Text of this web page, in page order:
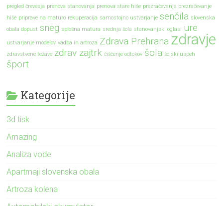
pregled črevesja prenova stanovanja prenova stare hiše prezračevanje prezračevanje
hiše priprave na maturo rekuperacija samostojno ustvarjanje senčila slovenska
obala dopust sneg splošna matura srednja šola stanovanjski oglasi ure
ustvarjanje modelov vadba in artroza Zdrava Prehrana zdravje
zdravstvene težave zdrav zajtrk čiščenje odtokov šola šolski uspeh
šport
Kategorije
3d tisk
Amazing
Analiza vode
Apartmaji slovenska obala
Artroza kolena